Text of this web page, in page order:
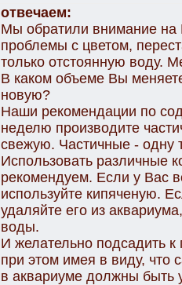
отвечаем:
Мы обратили внимание на
проблемы с цветом,
только отстоянную воду.
В каком объеме Вы
новую?
Наши рекомендации по
неделю производите
свежую. Частичные - одну
Использовать различные
рекомендуем. Если у Вас
используйте кипяченую.
удаляйте его из
воды.
И желательно подсадить к
при этом имея в виду, что
в аквариуме должны быть